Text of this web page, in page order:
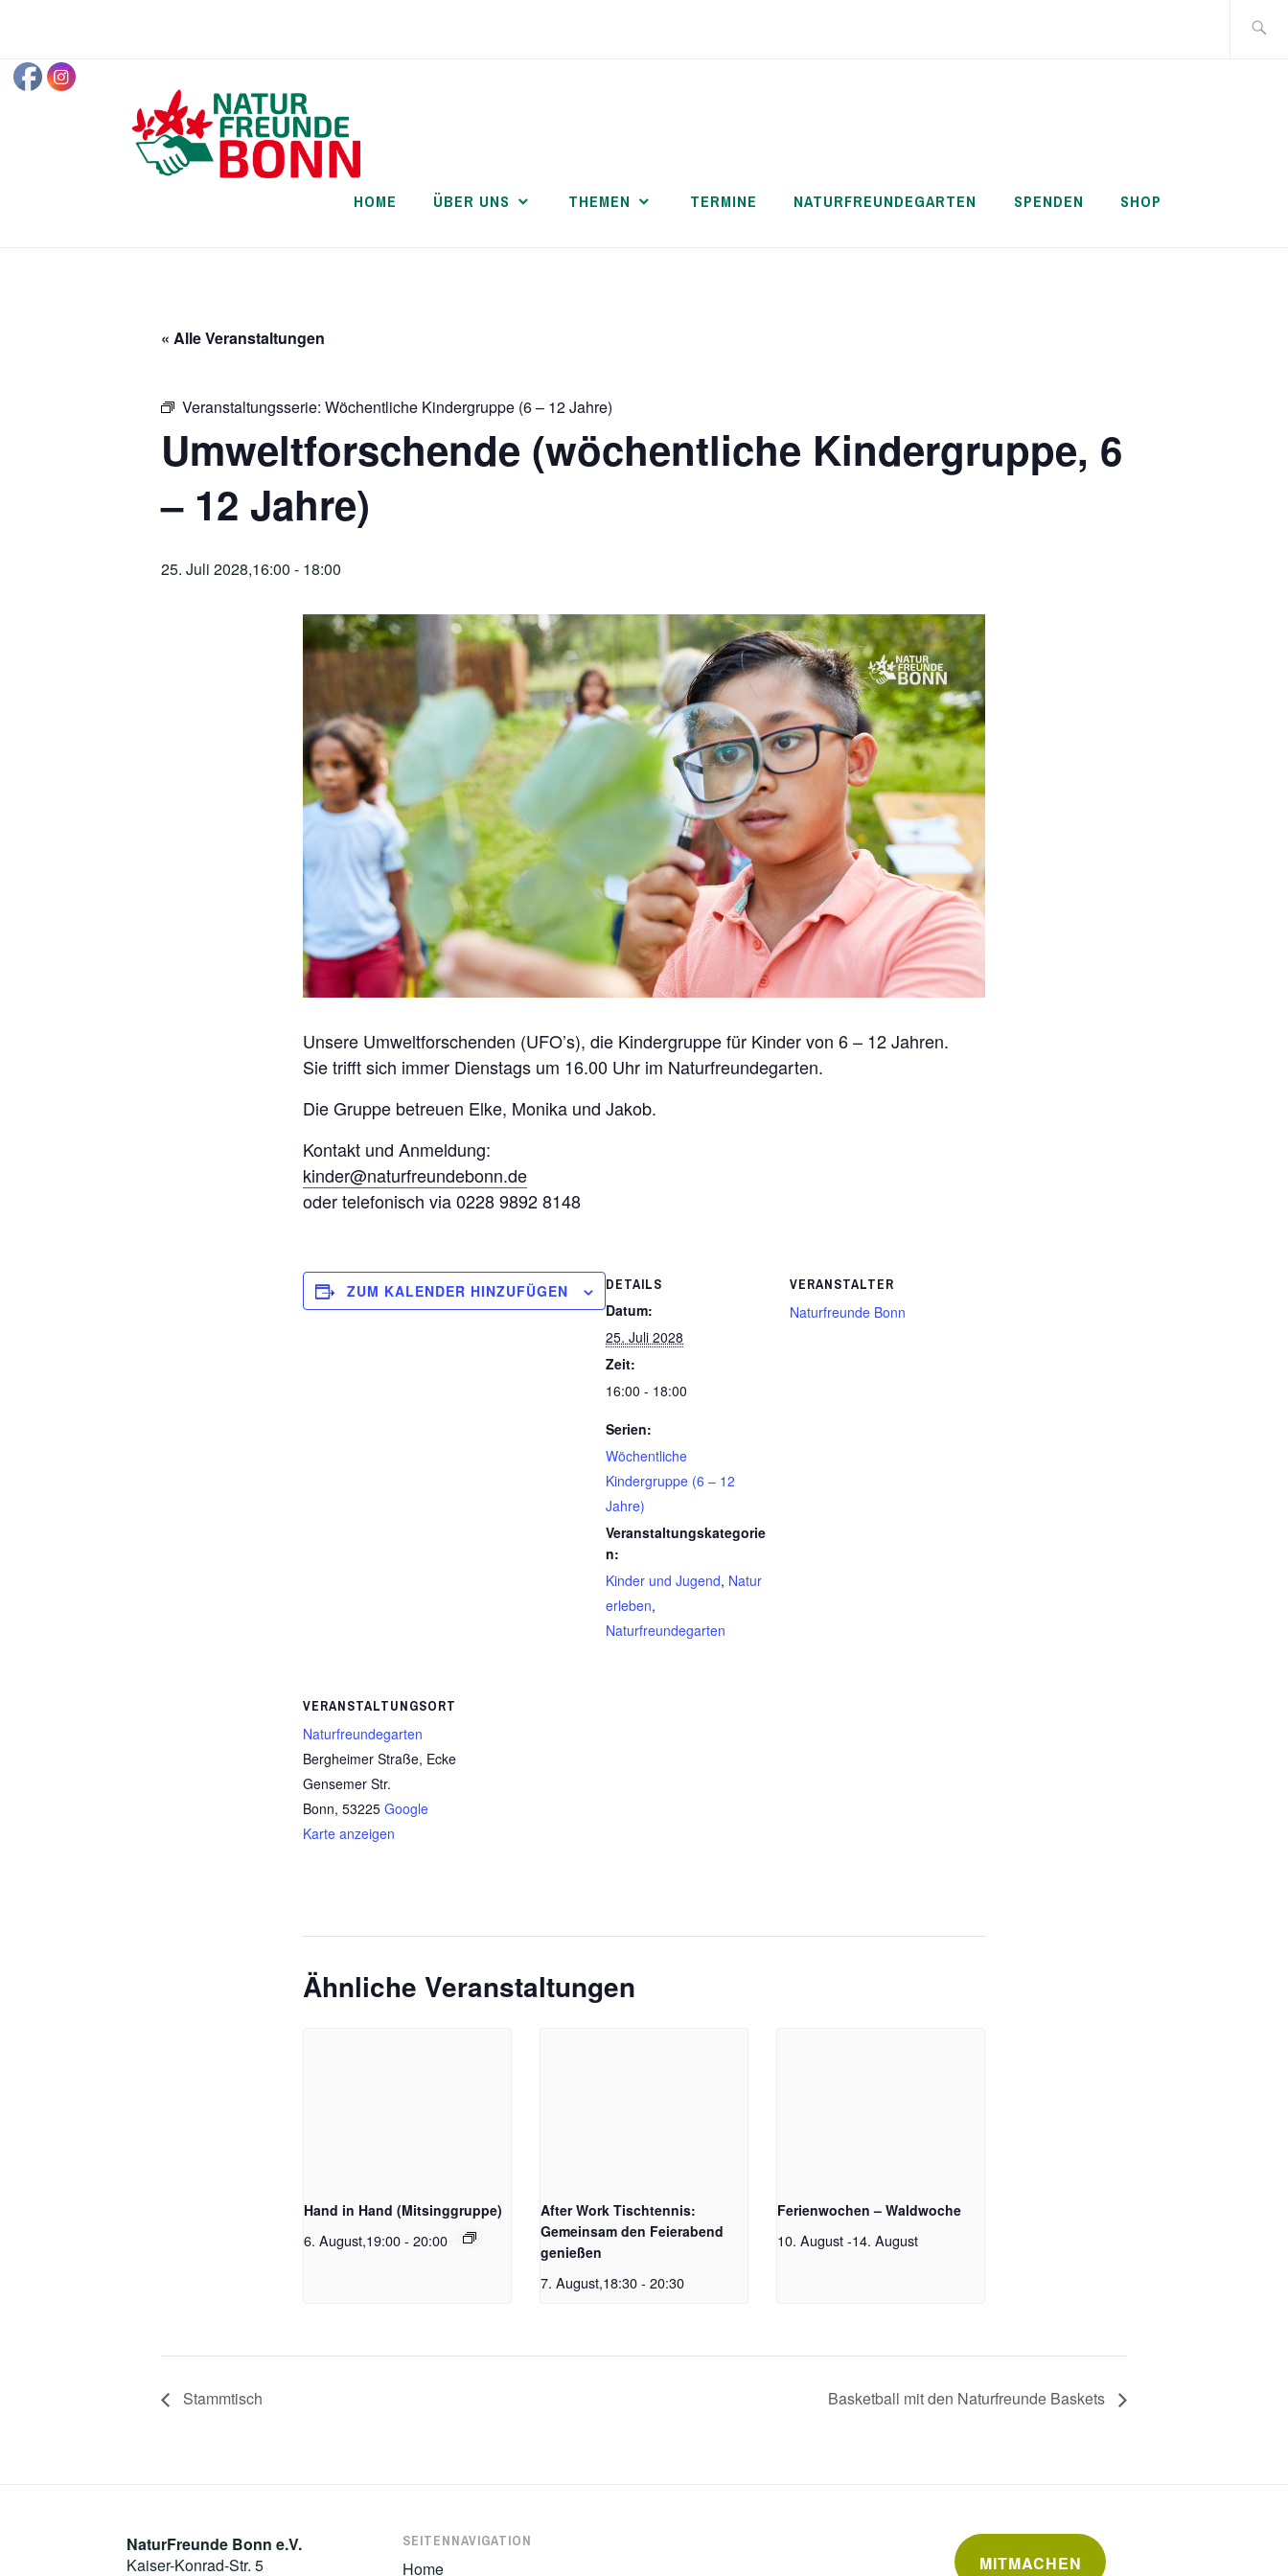
springen
nach:
HOME ÜBER UNS THEMEN TERMINE NATURFREUNDEGARTEN SPENDEN SHOP
« Alle Veranstaltungen
Veranstaltungsserie: Wöchentliche Kindergruppe (6 – 12 Jahre)
Umweltforschende (wöchentliche Kindergruppe, 6
– 12 Jahre)
25. Juli 2028,16:00 - 18:00
Unsere Umweltforschenden (UFO’s), die Kindergruppe für Kinder von 6 – 12 Jahren.
Sie trifft sich immer Dienstags um 16.00 Uhr im Naturfreundegarten.
Die Gruppe betreuen Elke, Monika und Jakob.
Kontakt und Anmeldung:
kinder@naturfreundebonn.de
oder telefonisch via 0228 9892 8148
ZUM KALENDER HINZUFÜGEN DETAILS
Datum:
25. Juli 2028
Zeit:
16:00 - 18:00
Serien:
Wöchentliche
Kindergruppe (6 – 12
Jahre)
Veranstaltungskategorie
n:
Kinder und Jugend, Natur
erleben,
Naturfreundegarten
VERANSTALTER
Naturfreunde Bonn
VERANSTALTUNGSORT
Naturfreundegarten
Bergheimer Straße, Ecke
Gensemer Str.
Bonn, 53225 Google
Karte anzeigen
Ähnliche Veranstaltungen
Hand in Hand (Mitsinggruppe)
6. August,19:00- 20:00
After Work Tischtennis:
Gemeinsam den Feierabend
genießen
7. August,18:30- 20:30
Ferienwochen – Waldwoche
10. August -14. August
Stammtisch Basketball mit den Naturfreunde Baskets
NaturFreunde Bonn e.V.
Kaiser-Konrad-Str. 5
SEITENNAVIGATION
Home MITMACHEN